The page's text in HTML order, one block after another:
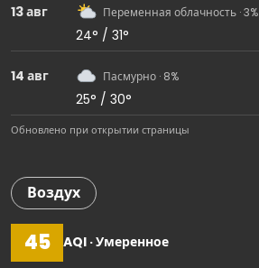
13 авг Переменная облачность · 3%
24° / 31°
14 авг Пасмурно · 8%
25° / 30°
Обновлено при открытии страницы
Воздух
45 AQI · Умеренное